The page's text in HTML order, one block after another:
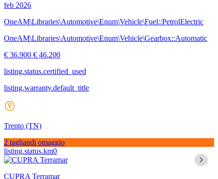
feb 2026
OneAM\Libraries\Automotive\Enum\Vehicle\Fuel::PetrolElectric
OneAM\Libraries\Automotive\Enum\Vehicle\Gearbox::Automatic
€ 36.900 € 46.200
listing.status.certified_used
listing.warranty.default_title
Trento (TN)
2 tagliandi omaggio
listing.status.km0
CUPRA Terramar